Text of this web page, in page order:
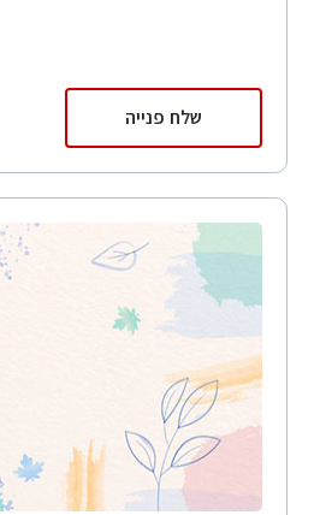
שלח פנייה